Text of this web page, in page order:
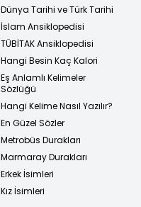
Dünya Tarihi ve Türk Tarihi
İslam Ansiklopedisi
TÜBİTAK Ansiklopedisi
Hangi Besin Kaç Kalori
Eş Anlamlı Kelimeler
Sözlüğü
Hangi Kelime Nasıl Yazılır?
En Güzel Sözler
Metrobüs Durakları
Marmaray Durakları
Erkek İsimleri
Kız İsimleri